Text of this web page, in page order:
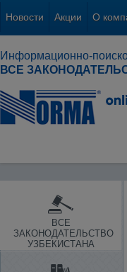
Новости Акции О
Информационно-
ВСЕ
ВСЕ
ЗАКОНОДАТЕЛЬСТВО
УЗБЕКИСТАНА